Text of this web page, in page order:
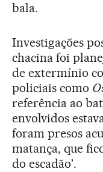
bala.
Investigações
chacina foi
de extermínio
policiais como
referência ao
envolvidos
foram presos
matança, que
do escadão'.